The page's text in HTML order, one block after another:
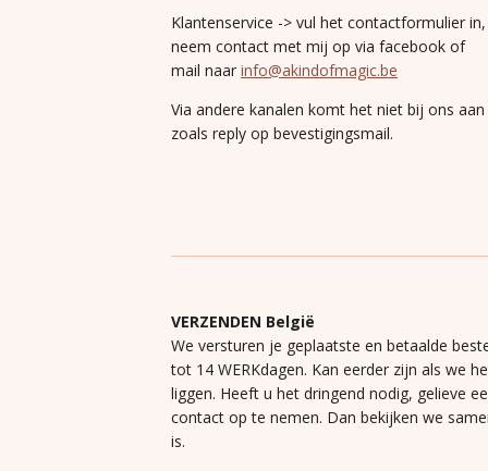
Klantenservice -> vul het contactformulier in,
neem contact met mij op via facebook of
mail naar info@akindofmagic.be
Via andere kanalen komt het niet bij ons aan
zoals reply op bevestigingsmail.
VERZENDEN België
We versturen je geplaatste en betaalde
tot 14 WERKdagen. Kan eerder zijn als we
liggen. Heeft u het dringend nodig, gelieve
contact op te nemen. Dan bekijken we
is.